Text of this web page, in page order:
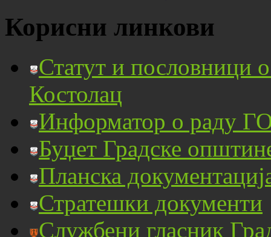
Корисни линкови
Статут и пословници
Костолац
Информатор о раду
Буџет Градске
Планска
Стратешки документи
Службени гласник